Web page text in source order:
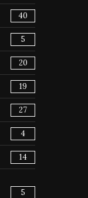
40
5
20
19
27
4
14
5